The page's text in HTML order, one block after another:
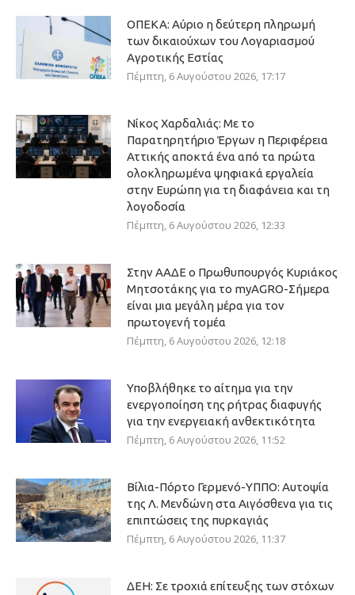
ΟΠΕΚΑ: Αύριο η δεύτερη πληρωμή
των δικαιούχων του Λογαριασμού
Αγροτικής Εστίας
Πέμπτη, 6 Αυγούστου 2026, 17:17
Νίκος Χαρδαλιάς: Με το
Παρατηρητήριο Έργων η Περιφέρεια
Αττικής αποκτά ένα από τα πρώτα
ολοκληρωμένα ψηφιακά εργαλεία
στην Ευρώπη για τη διαφάνεια και τη
λογοδοσία
Πέμπτη, 6 Αυγούστου 2026, 12:33
Στην ΑΑΔΕ ο Πρωθυπουργός Κυριάκος
Μητσοτάκης για το myAGRO-Σήμερα
είναι μια μεγάλη μέρα για τον
πρωτογενή τομέα
Πέμπτη, 6 Αυγούστου 2026, 12:18
Υποβλήθηκε το αίτημα για την
ενεργοποίηση της ρήτρας διαφυγής
για την ενεργειακή ανθεκτικότητα
Πέμπτη, 6 Αυγούστου 2026, 11:52
Βίλια-Πόρτο Γερμενό-ΥΠΠΟ: Αυτοψία
της Λ. Μενδώνη στα Αιγόσθενα για τις
επιπτώσεις της πυρκαγιάς
Πέμπτη, 6 Αυγούστου 2026, 11:37
ΔΕΗ: Σε τροχιά επίτευξης των στόχων